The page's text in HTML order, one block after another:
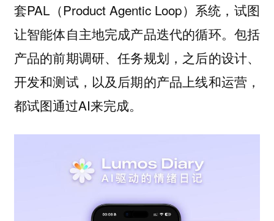
套PAL（Product Agentic Loop）系统，试图
让智能体自主地完成产品迭代的循环。包括
产品的前期调研、任务规划，之后的设计、
开发和测试，以及后期的产品上线和运营，
都试图通过AI来完成。